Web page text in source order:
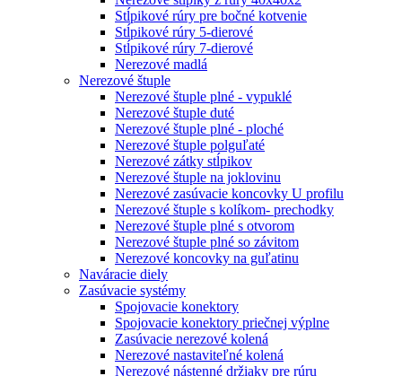
Stĺpikové rúry pre bočné kotvenie
Stĺpikové rúry 5-dierové
Stĺpikové rúry 7-dierové
Nerezové madlá
Nerezové štuple
Nerezové štuple plné - vypuklé
Nerezové štuple duté
Nerezové štuple plné - ploché
Nerezové štuple polguľaté
Nerezové zátky stĺpikov
Nerezové štuple na joklovinu
Nerezové zasúvacie koncovky U profilu
Nerezové štuple s kolíkom- prechodky
Nerezové štuple plné s otvorom
Nerezové štuple plné so závitom
Nerezové koncovky na guľatinu
Naváracie diely
Zasúvacie systémy
Spojovacie konektory
Spojovacie konektory priečnej výplne
Zasúvacie nerezové kolená
Nerezové nastaviteľné kolená
Nerezové nástenné držiaky pre rúru